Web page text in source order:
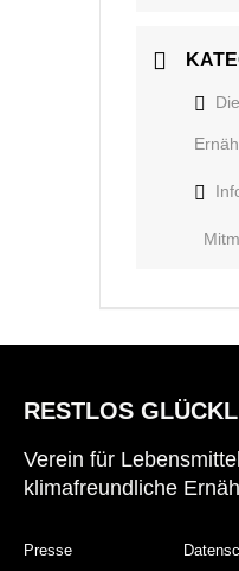
RESTLOS
Verein für
klimafreundliche
Presse